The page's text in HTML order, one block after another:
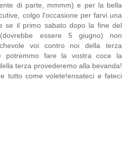
di parte, mmmm) e per la bella
colgo l'occasione per farvi una
se il primo sabato dopo la fine del
essere 5 giugno) non
voi contro noi della terza
potremmo fare la vostra coce la
terza provederemo alla bevanda!
tutto come volete!ensateci e fateci